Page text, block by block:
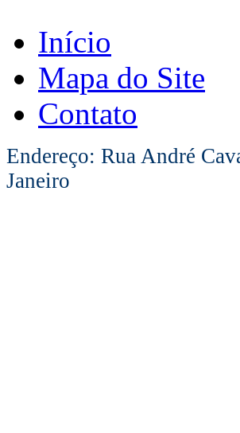
Início
Mapa do Site
Contato
Endereço: Rua André
Janeiro